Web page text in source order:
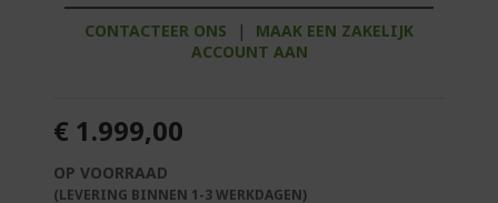
CONTACTEER ONS |
MAAK EEN ZAKELIJK
ACCOUNT AAN
€ 1.999,00
OP VOORRAAD
(LEVERING BINNEN 1-3 WERKDAGEN)